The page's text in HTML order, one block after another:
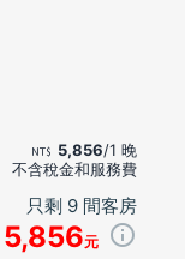
5,856/1 晚
不含稅金和服務費
只剩 9 間客房
5,856元